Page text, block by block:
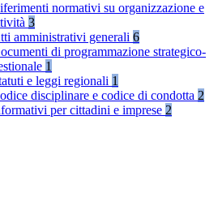
normativi su organizzazione e
3
amministrativi generali 6
di programmazione strategico-
1
e leggi regionali 1
disciplinare e codice di condotta 2
per cittadini e imprese 2